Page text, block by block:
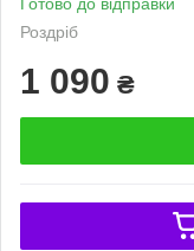
Роздріб
1 090 ₴